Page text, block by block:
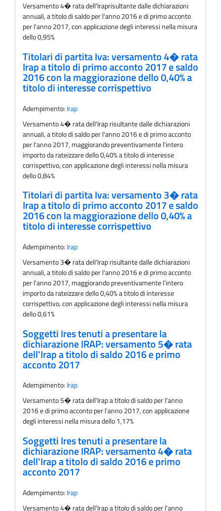
Versamento 4� rata dell'Iraprisultante dalle dichiarazioni
annuali, a titolo di saldo per l'anno 2016 e di primo acconto
per l'anno 2017, con applicazione degli interessi nella misura
dello 0,95%
Titolari di partita Iva: versamento 4� rata
Irap a titolo di primo acconto 2017 e saldo
2016 con la maggiorazione dello 0,40% a
titolo di interesse corrispettivo
Adempimento: Irap
Versamento 4� rata delI'Irap risultante dalle dichiarazioni
annuali, a titolo di saldo per l'anno 2016 e di primo acconto
per l'anno 2017, maggiorando preventivamente l'intero
importo da rateizzare dello 0,40% a titolo di interesse
corrispettivo, con applicazione degli interessi nella misura
dello 0,84%
Titolari di partita Iva: versamento 3� rata
Irap a titolo di primo acconto 2017 e saldo
2016 con la maggiorazione dello 0,40% a
titolo di interesse corrispettivo
Adempimento: Irap
Versamento 3� rata delI'Irap risultante dalle dichiarazioni
annuali, a titolo di saldo per l'anno 2016 e di primo acconto
per l'anno 2017, maggiorando preventivamente l'intero
importo da rateizzare dello 0,40% a titolo di interesse
corrispettivo, con applicazione degli interessi nella misura
dello 0,61%
Soggetti Ires tenuti a presentare la
dichiarazione IRAP: versamento 5� rata
dell'Irap a titolo di saldo 2016 e primo
acconto 2017
Adempimento: Irap
Versamento 5� rata dell'Irap a titolo di saldo per l'anno
2016 e di primo acconto per l'anno 2017, con applicazione
degli interessi nella misura dello 1,17%
Soggetti Ires tenuti a presentare la
dichiarazione IRAP: versamento 4� rata
dell'Irap a titolo di saldo 2016 e primo
acconto 2017
Adempimento: Irap
Versamento 4� rata dell'Irap a titolo di saldo per l'anno